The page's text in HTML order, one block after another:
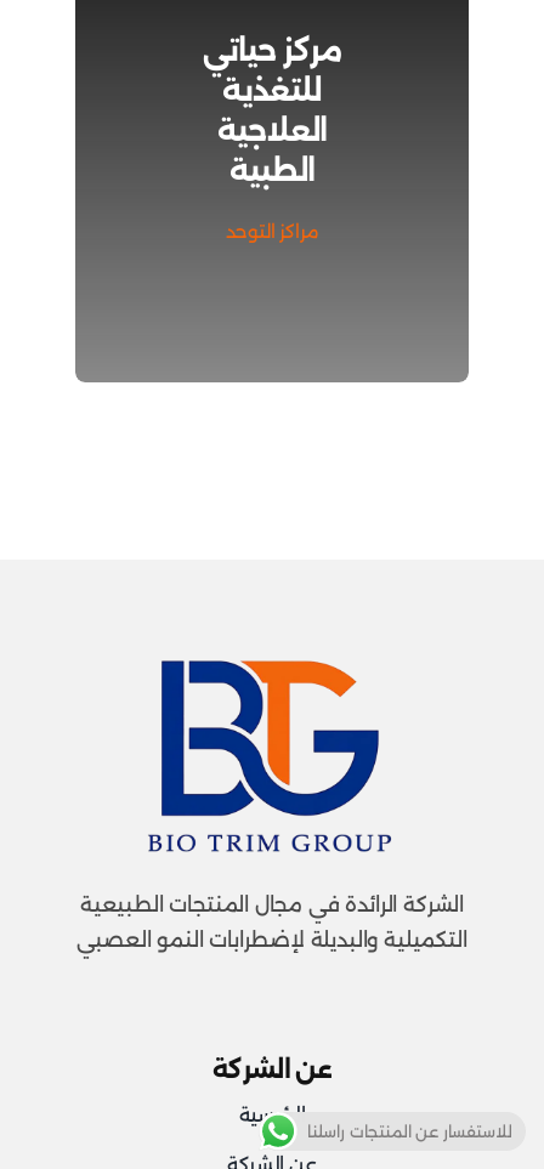
مركز حياتي
للتغذية
العلاجية
الطبية
مراكز التوحد
الشركة الرائدة في مجال المنتجات الطبيعية
التكميلية والبديلة لإضطرابات النمو العصبي
عن الشركة
الرئيسية
للاستفسار عن المنتجات راسلنا